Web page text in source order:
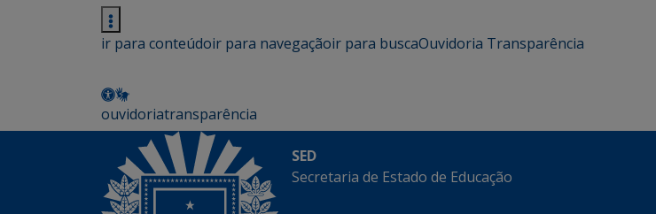
ir para conteúdoir para navegaçãoir para buscaOuvidoria Transparência
ouvidoriatransparência
SED
Secretaria de Estado de Educação